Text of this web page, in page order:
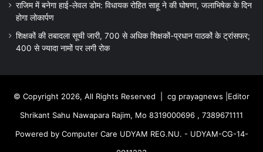
राजिम में बनेगा हाई-लेवल डोम: विधायक रोहित साहू ने की घोषणा, जलाभिषेक के दिन
होगा लोकार्पण
शिक्षकों की तबादला सूची जारी, 700 से अधिक शिक्षकों-प्रधान पाठकों के ट्रांसफर;
400 से ज्यादा नामों पर लगी रोक
© Copyright 2026, All Rights Reserved | cg prayagnews |Editor
Shrikant Sahu Nawapara Rajim, Mo 8319000696 , 7389671111
Powered by Computer Care UDYAM REG.NU. - UDYAM-CG-14-